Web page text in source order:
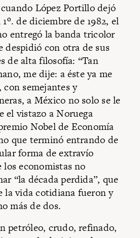
López Portillo dejó
de diciembre de 1982, el
entregó la banda tricolor
despidió con otra de sus
de alta filosofía: “Tan
me dije: a éste ya me
semejantes y
a México no solo se le
el vistazo a Noruega
Nobel de Economía
que terminó entrando de
forma de extravío
economistas no
“la década perdida”, que
la vida cotidiana fueron y
más de dos.
petróleo, crudo, refinado,